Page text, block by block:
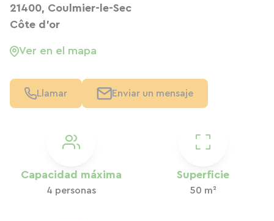
Capacidad máxima
4 personas
Superficie
50 m²
21400, Coulmier-le-Sec
Côte d'or
Ver en el mapa
Llamar Enviar un mensaje